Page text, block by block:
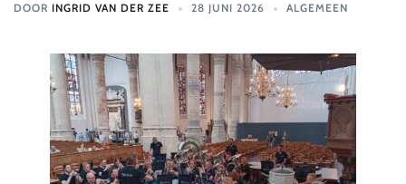
DOOR INGRID VAN DER ZEE 28 JUNI 2026 ALGEMEEN